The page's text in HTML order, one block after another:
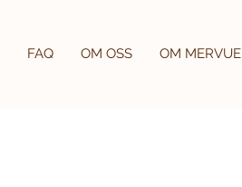
FAQ OM OSS OM MERVUE